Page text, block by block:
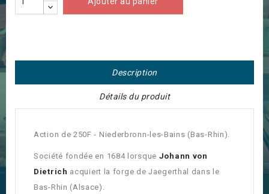
Description
Détails du produit
Action de 250F - Niederbronn-les-Bains (Bas-Rhin).
Société fondée en 1684 lorsque Johann von
Dietrich acquiert la forge de Jaegerthal dans le
Bas-Rhin (Alsace).